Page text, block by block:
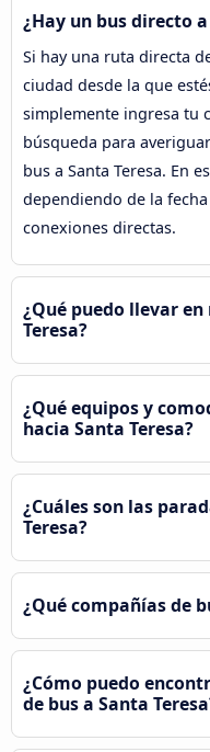
¿Hay un bus directo
Si hay una ruta directa
ciudad desde la que
simplemente ingresa tu
búsqueda para
bus a Santa Teresa. En
dependiendo de la
conexiones directas.
¿Qué puedo llevar
Teresa?
¿Qué equipos y
hacia Santa Teresa?
¿Cuáles son las
Teresa?
¿Qué compañías de
¿Cómo puedo
de bus a Santa